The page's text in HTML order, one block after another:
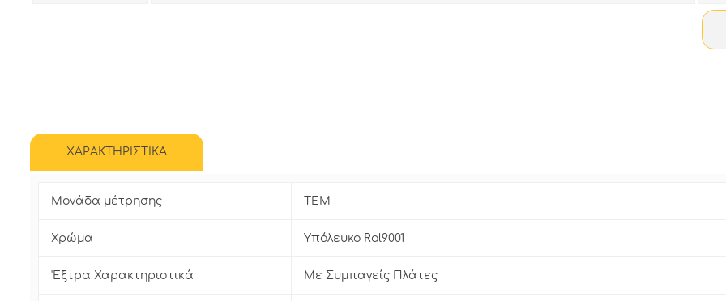
ΧΑΡΑΚΤΗΡΙΣΤΙΚΑ
Μονάδα μέτρησης ΤΕΜ
Χρώμα Υπόλευκο Ral9001
'Εξτρα Χαρακτηριστικά Με Συμπαγείς Πλάτες